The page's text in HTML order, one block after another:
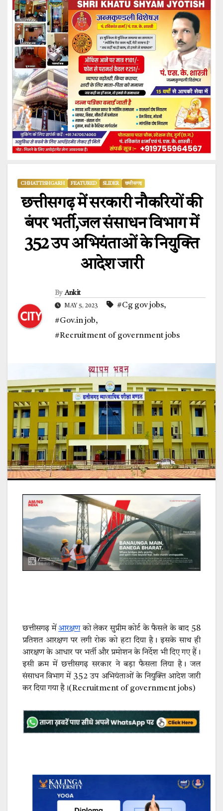
CHHATTISHGARH FEATURED SLIDER छत्तीसगढ़
छत्तीसगढ़ में सरकारी नौकरियों की
बंपर भर्ती,जल संसाधन विभाग में
352 उप अभियंताओं के नियुक्ति
आदेश जारी
By Ankit
MAY 5, 2023 #Cg gov jobs,
#Gov.in job,
#Recruitment of government jobs
छत्तीसगढ़ मेंआरक्षणको लेकर सुप्रीम कोर्ट के फैसले के बाद 58
प्रतिशत आरक्षण पर लगी रोक को हटा दिया है। इसके साथ ही
आरक्षण के आधार पर भर्ती और प्रमोशन के निर्देश भी दिए गए हैं।
इसी क्रम में छत्तीसगढ़ सरकार ने बड़ा फैसला लिया है। जल
संसाधन विभाग में 352 उप अभियंताओं के नियुक्ति आदेश जारी
कर दिया गया है।(Recruitment of government jobs)